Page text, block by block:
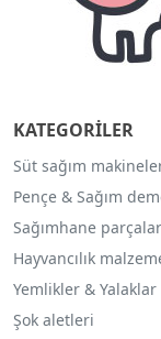
KATEGORİLER
Süt sağım
Pençe & Sağım
Sağımhane
Hayvancılık
Yemlikler & Yalaklar
Şok aletleri